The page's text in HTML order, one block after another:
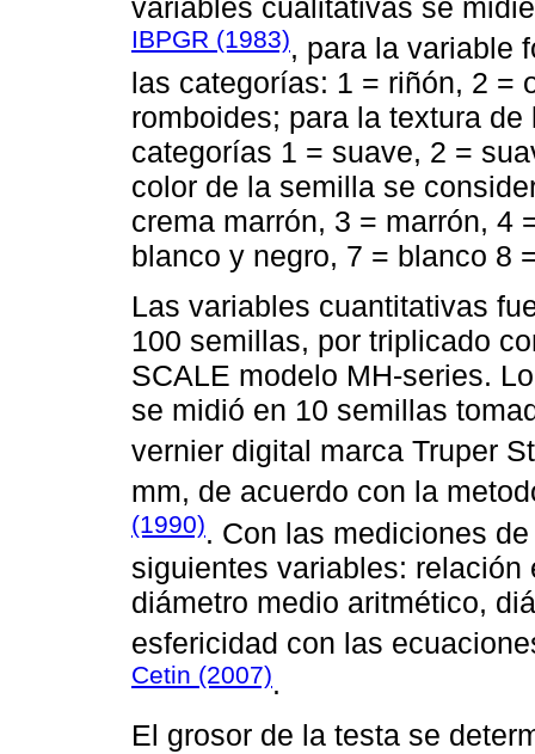
IBPGR (1983), para la variable
las categorías: 1 = riñón, 2 =
romboides; para la textura
categorías 1 = suave, 2 =
color de la semilla se
crema marrón, 3 = marrón, 4
blanco y negro, 7 = blanco 8
Las variables cuantitativas
100 semillas, por triplicado
SCALE modelo MH-series.
se midió en 10 semillas
vernier digital marca Truper
mm, de acuerdo con la
(1990). Con las mediciones
siguientes variables:
diámetro medio aritmético,
esfericidad con las
Cetin (2007).
El grosor de la testa se